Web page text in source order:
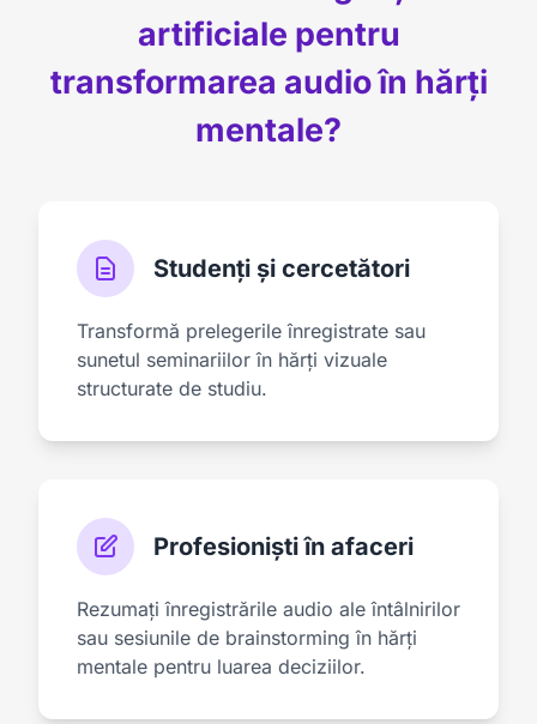
artificiale pentru
transformarea audio în hărți
mentale?
Studenți și cercetători
Transformă prelegerile înregistrate sau
sunetul seminariilor în hărți vizuale
structurate de studiu.
Profesioniști în afaceri
Rezumați înregistrările audio ale întâlnirilor
sau sesiunile de brainstorming în hărți
mentale pentru luarea deciziilor.